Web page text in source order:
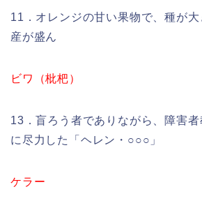
11．オレンジの甘い果物で、種が
産が盛ん
ビワ（枇杷）
13．盲ろう者でありながら、障害
に尽力した「ヘレン・○○○」
ケラー